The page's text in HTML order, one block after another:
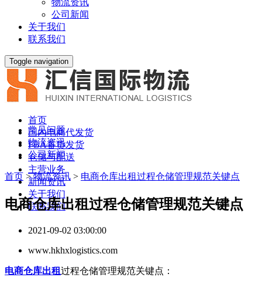
物流资讯
公司新闻
关于我们
联系我们
Toggle navigation
首页
国内电商代发货
FBA备货发货
仓储与配送
主营业务
新闻资讯
关于我们
联系我们
常见问题
物流资讯
公司新闻
首页 >物流资讯 > 电商仓库出租过程仓储管理规范关键点
电商仓库出租过程仓储管理规范关键点
2021-09-02 03:00:00
www.hkhxlogistics.com
电商仓库出租过程仓储管理规范关键点：